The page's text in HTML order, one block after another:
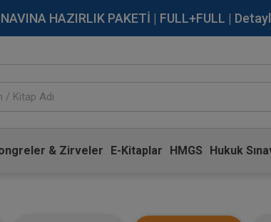
HAZIRLIK PAKETİ | FULL+FULL |
& Zirveler E-Kitaplar HMGS Hukuk